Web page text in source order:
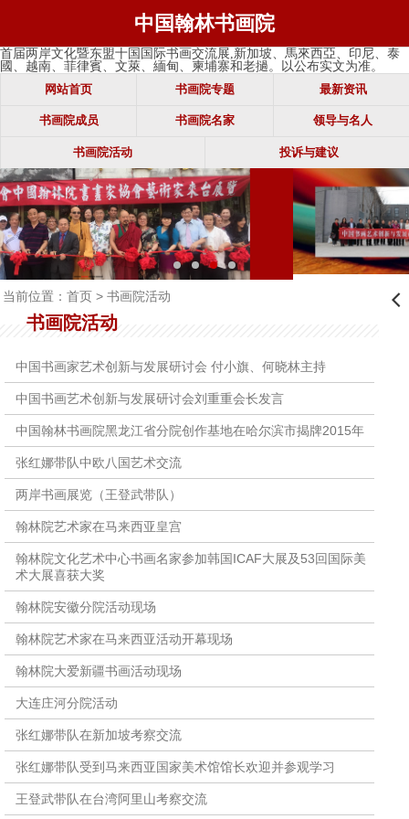
中国翰林书画院
首届两岸文化暨东盟十国国际书画交流展,新加坡、馬來西亞、印尼、泰
國、越南、菲律賓、文萊、緬甸、柬埔寨和老撾。以公布实文为准。
网站首页 书画院专题 最新资讯
书画院成员 书画院名家 领导与名人
书画院活动 投诉与建议
当前位置： 首页> 书画院活动 󰊒
书画院活动
中国书画家艺术创新与发展研讨会 付小旗、何晓林主持
中国书画艺术创新与发展研讨会刘重重会长发言
中国翰林书画院黑龙江省分院创作基地在哈尔滨市揭牌2015年
张红娜带队中欧八国艺术交流
两岸书画展览（王登武带队）
翰林院艺术家在马来西亚皇宫
翰林院文化艺术中心书画名家参加韩国ICAF大展及53回国际美
术大展喜获大奖
翰林院安徽分院活动现场
翰林院艺术家在马来西亚活动开幕现场
翰林院大爱新疆书画活动现场
大连庄河分院活动
张红娜带队在新加坡考察交流
张红娜带队受到马来西亚国家美术馆馆长欢迎并参观学习
王登武带队在台湾阿里山考察交流